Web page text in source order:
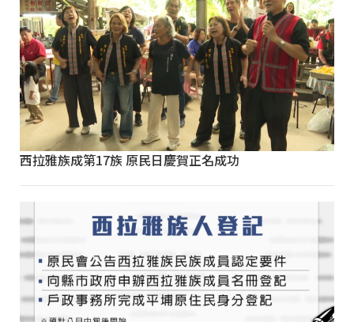
西拉雅族成第17族 原民日慶賀正名成功